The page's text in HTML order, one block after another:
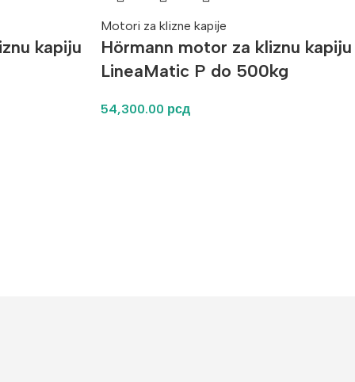
kapiju
Motori za klizne kapije
Hörmann motor za kliznu kapiju
LineaMatic P do 500kg
54,300.00 рсд